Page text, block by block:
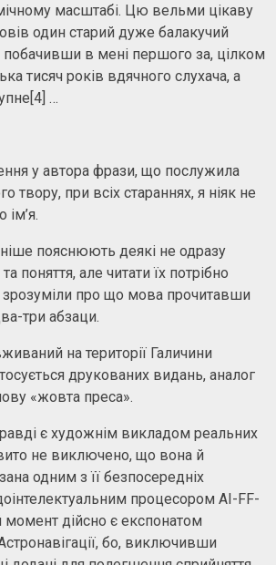
масштабі. Цю вельми цікаву
один старий дуже балакучий
побачивши в мені першого за, цілком
тисяч років вдячного слухача, а
…
у автора фрази, що послужила
твору, при всіх стараннях, я ніяк не
ім’я.
пояснюють деякі не одразу
поняття, але читати їх потрібно
зрозуміли про що мова прочитавши
три абзаци.
на території Галичини
друкованих видань, аналог
«жовта преса».
є художнім викладом реальних
не виключено, що вона й
одним з її безпосередніх
процесором AI-FF-
дійсно є експонатом
бо, виключивши